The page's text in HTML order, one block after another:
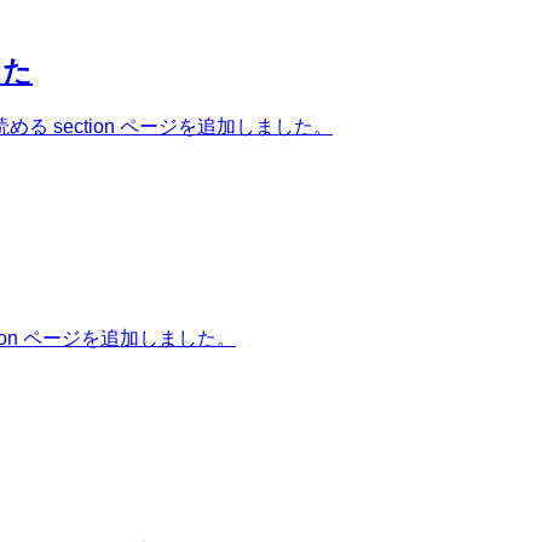
る section ページを追加しました。
ページを追加しました。